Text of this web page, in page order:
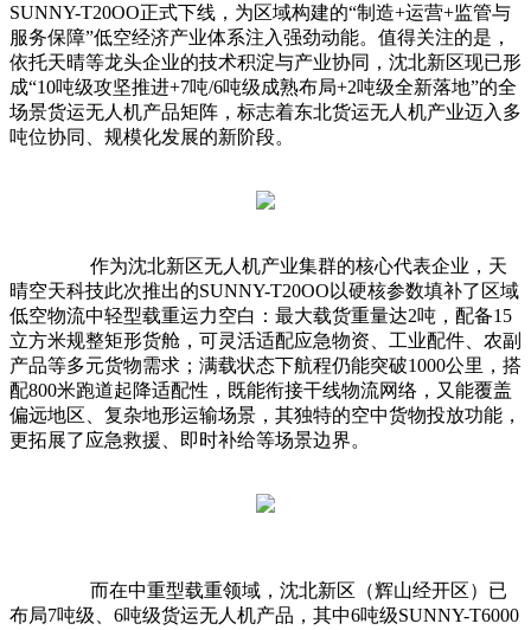
SUNNY-T20OO正式下线，为区域构建的“制造+运营+监管与
服务保障”低空经济产业体系注入强劲动能。值得关注的是，
依托天晴等龙头企业的技术积淀与产业协同，沈北新区现已形
成“10吨级攻坚推进+7吨/6吨级成熟布局+2吨级全新落地”的全
场景货运无人机产品矩阵，标志着东北货运无人机产业迈入多
吨位协同、规模化发展的新阶段。
作为沈北新区无人机产业集群的核心代表企业，天
晴空天科技此次推出的SUNNY-T20OO以硬核参数填补了区域
低空物流中轻型载重运力空白：最大载货重量达2吨，配备15
立方米规整矩形货舱，可灵活适配应急物资、工业配件、农副
产品等多元货物需求；满载状态下航程仍能突破1000公里，搭
配800米跑道起降适配性，既能衔接干线物流网络，又能覆盖
偏远地区、复杂地形运输场景，其独特的空中货物投放功能，
更拓展了应急救援、即时补给等场景边界。
而在中重型载重领域，沈北新区（辉山经开区）已
布局7吨级、6吨级货运无人机产品，其中6吨级SUNNY-T6000